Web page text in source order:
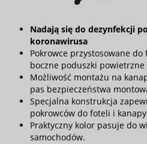
Nadają się do dezynfekcji
koronawirusa
Pokrowce przystosowane
boczne poduszki powietrzne
Możliwość montażu na
pas bezpieczeństwa
Specjalna konstrukcja
pokrowców do foteli i
Praktyczny kolor pasuje do
samochodów.